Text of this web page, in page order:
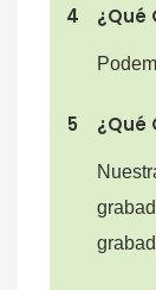
4 ¿Qué
5 ¿Qué